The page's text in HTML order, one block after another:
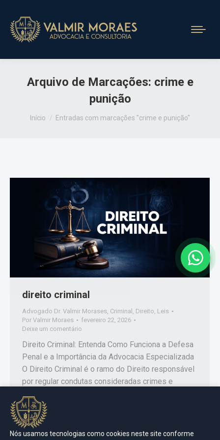
Arquivo de Marcações: crime e
punição
Você está aqui:
Início Entradas com marcações "crime e punição"
direito criminal
Advogado Dr. Valmir Morases Criminal Direito Leis
Por Valmir Moraes
fevereiro 22, 2026
Deixe um comentário
Direito Criminal: Entenda Como Funciona a Defesa
Penal e a Importância da Advocacia Especializada
O Direito Criminal é o ramo do Direito responsável
por regular condutas consideradas crimes e
função principal é proteger a sociedade, garantindo
ao mesmo tempo os direitos fundamentais de
quem responde a uma acusação. A atuação…
Nós usamos tecnologias como cookies neste site conforme